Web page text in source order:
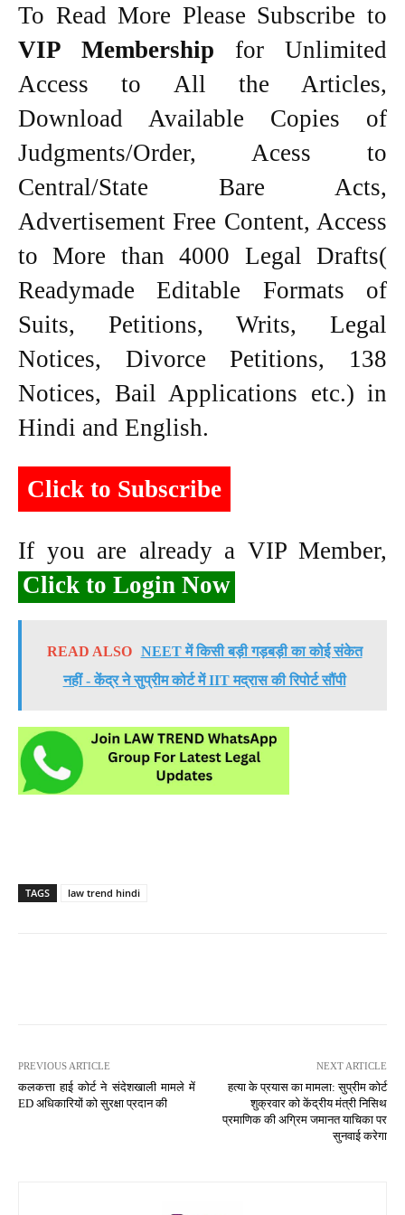
To Read More Please Subscribe to
VIP Membership for Unlimited
Access to All the Articles,
Download Available Copies of
Judgments/Order, Acess to
Central/State Bare Acts,
Advertisement Free Content, Access
to More than 4000 Legal Drafts(
Readymade Editable Formats of
Suits, Petitions, Writs, Legal
Notices, Divorce Petitions, 138
Notices, Bail Applications etc.) in
Hindi and English.
Click to Subscribe
If you are already a VIP Member,
Click to Login Now
READ ALSO
NEET में किसी बड़ी गड़बड़ी का कोई संकेत
नहीं - केंद्र ने सुप्रीम कोर्ट में IIT मद्रास की रिपोर्ट सौंपी
TAGS law trend hindi
PREVIOUS ARTICLE
कलकत्ता हाई कोर्ट ने संदेशखाली मामले में
ED अधिकारियों को सुरक्षा प्रदान की
NEXT ARTICLE
हत्या के प्रयास का मामला: सुप्रीम कोर्ट
शुक्रवार को केंद्रीय मंत्री निसिथ
प्रमाणिक की अग्रिम जमानत याचिका पर
सुनवाई करेगा